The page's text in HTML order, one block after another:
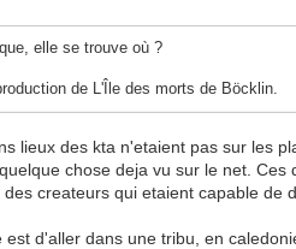
elle se trouve où ?
de L'Île des morts de Böcklin.
lieux des kta n'etaient pas sur les
chose deja vu sur le net.
createurs qui etaient capable de
est d'aller dans une tribu, en